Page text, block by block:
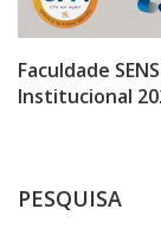
Faculdade
Institucional
PESQUISA